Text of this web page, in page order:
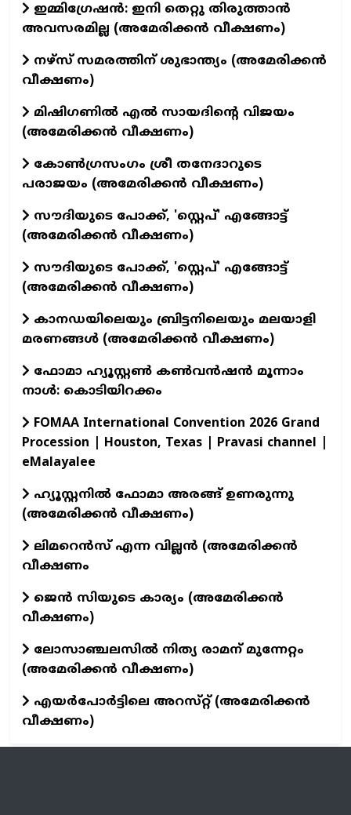
ഇമ്മിഗ്രേഷൻ: ഇനി തെറ്റു തിരുത്താൻ
അവസരമില്ല (അമേരിക്കൻ വീക്ഷണം)
നഴ്സ് സമരത്തിന് ശുഭാന്ത്യം (അമേരിക്കൻ
വീക്ഷണം)
മിഷിഗണിൽ എൽ സായദിന്റെ വിജയം
(അമേരിക്കൻ വീക്ഷണം)
കോൺഗ്രസംഗം ശ്രീ തനേദാറുടെ
പരാജയം (അമേരിക്കൻ വീക്ഷണം)
സൗദിയുടെ പോക്ക്, 'സ്റ്റെപ്' എങ്ങോട്ട്
(അമേരിക്കൻ വീക്ഷണം)
സൗദിയുടെ പോക്ക്, 'സ്റ്റെപ്' എങ്ങോട്ട്
(അമേരിക്കൻ വീക്ഷണം)
കാനഡയിലെയും ബ്രിട്ടനിലെയും മലയാളി
മരണങ്ങൾ (അമേരിക്കൻ വീക്ഷണം)
ഫോമാ ഹ്യൂസ്റ്റൺ കൺവൻഷൻ മൂന്നാം
നാൾ: കൊടിയിറക്കം
FOMAA International Convention 2026 Grand
Procession | Houston, Texas | Pravasi channel |
eMalayalee
ഹ്യൂസ്റ്റനിൽ ഫോമാ അരങ്ങ് ഉണരുന്നു
(അമേരിക്കൻ വീക്ഷണം)
ലിമറെൻസ് എന്ന വില്ലൻ (അമേരിക്കൻ
വീക്ഷണം
ജെൻ സിയുടെ കാര്യം (അമേരിക്കൻ
വീക്ഷണം)
ലോസാഞ്ചലസിൽ നിത്യ രാമന് മുന്നേറ്റം
(അമേരിക്കൻ വീക്ഷണം)
എയർപോർട്ടിലെ അറസ്‌റ്റ് (അമേരിക്കൻ
വീക്ഷണം)